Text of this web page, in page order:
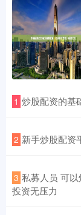
1 炒股配资的基
2 新手炒股配资
3 私募人员 可
投资无压力